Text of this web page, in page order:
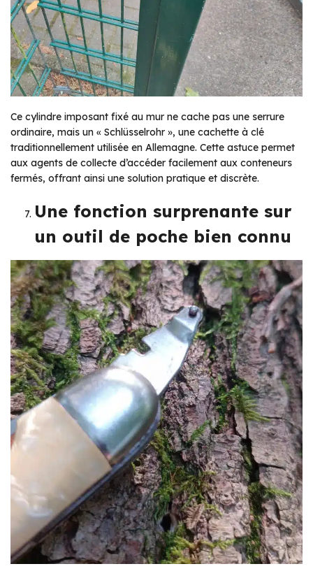
Ce cylindre imposant fixé au mur ne cache pas une serrure
ordinaire, mais un « Schlüsselrohr », une cachette à clé
traditionnellement utilisée en Allemagne. Cette astuce permet
aux agents de collecte d’accéder facilement aux conteneurs
fermés, offrant ainsi une solution pratique et discrète.
Une fonction surprenante sur
un outil de poche bien connu